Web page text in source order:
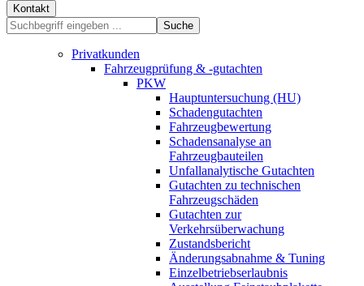
Kontakt
Suche
Privatkunden
Fahrzeugprüfung & -gutachten
PKW
Hauptuntersuchung (HU)
Schadengutachten
Fahrzeugbewertung
Schadensanalyse an
Fahrzeugbauteilen
Unfallanalytische Gutachten
Gutachten zu technischen
Fahrzeugschäden
Gutachten zur
Verkehrsüberwachung
Zustandsbericht
Änderungsabnahme & Tuning
Einzelbetriebserlaubnis